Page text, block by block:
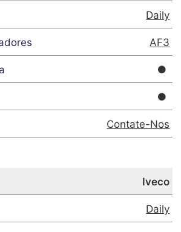
Daily
AF3
Contate-Nos
Iveco
Daily